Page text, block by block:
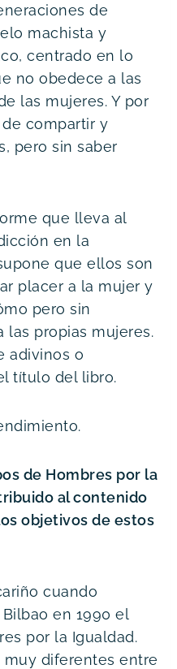
de
machista y
centrado en lo
no obedece a las
las mujeres. Y por
compartir y
pero sin saber
que lleva al
en la
que ellos son
placer a la mujer y
pero sin
las propias mujeres.
adivinos o
título del libro.
de Hombres por la
al contenido
objetivos de estos
cuando
en 1990 el
por la Igualdad.
muy diferentes entre